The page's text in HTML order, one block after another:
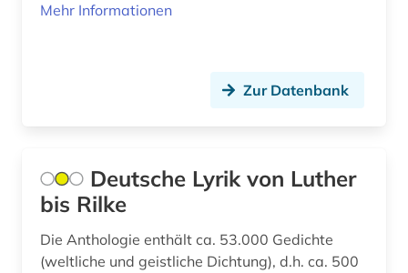
Mehr Informationen
Zur Datenbank
Deutsche Lyrik von Luther
bis Rilke
Die Anthologie enthält ca. 53.000 Gedichte
(weltliche und geistliche Dichtung), d.h. ca. 500